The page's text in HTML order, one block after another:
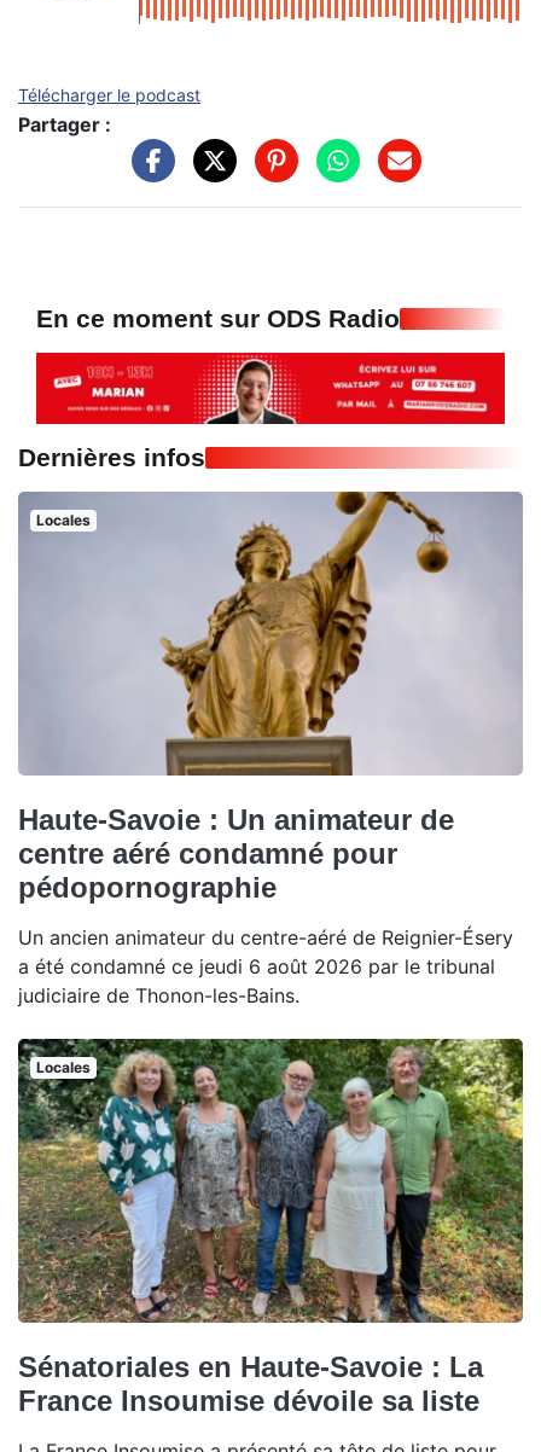
Télécharger le podcast
Partager :
En ce moment sur ODS Radio
Dernières infos
Locales
Haute-Savoie : Un animateur de
centre aéré condamné pour
pédopornographie
Un ancien animateur du centre-aéré de Reignier-Ésery
a été condamné ce jeudi 6 août 2026 par le tribunal
judiciaire de Thonon-les-Bains.
Locales
Sénatoriales en Haute-Savoie : La
France Insoumise dévoile sa liste